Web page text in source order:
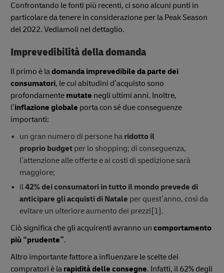
Confrontando le fonti più recenti, ci sono alcuni punti in
particolare da tenere in considerazione per la Peak Season
del 2022. Vediamoli nel dettaglio.
Imprevedibilità della domanda
Il primo è ladomanda imprevedibile da parte dei
consumatori, le cui abitudini d’acquisto sono
profondamente mutate negli ultimi anni. Inoltre,
l’inflazione globale porta con sé due conseguenze
importanti:
un gran numero di persone ha ridotto il
proprio budgetper lo shopping; di conseguenza,
l’attenzione alle offerte e ai costi di spedizione sarà
maggiore;
il42% dei consumatori in tutto il mondo prevede di
anticipare gli acquisti di Natale per quest’anno, così da
evitare un ulteriore aumento dei prezzi[1].
Ciò significa che gli acquirenti avranno un comportamento
più “prudente”.
Altro importante fattore a influenzare le scelte dei
compratori è la rapidità delle consegne. Infatti, il 62% degli